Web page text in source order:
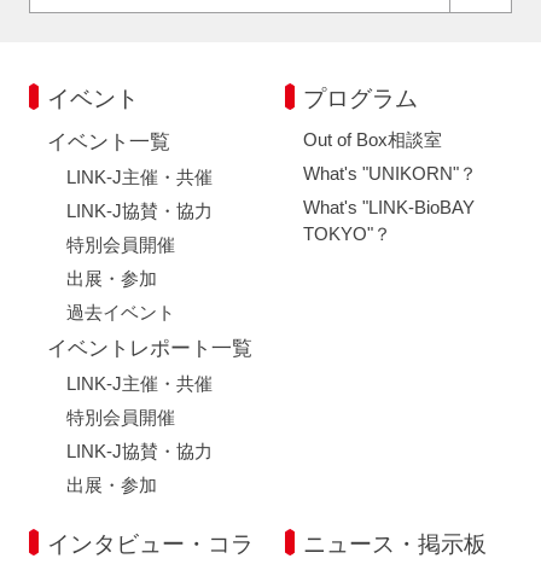
イベント
イベント一覧
LINK-J主催・共催
LINK-J協賛・協力
特別会員開催
出展・参加
過去イベント
イベントレポート一覧
LINK-J主催・共催
特別会員開催
LINK-J協賛・協力
出展・参加
プログラム
Out of Box相談室
What's "UNIKORN"？
What's "LINK-BioBAY
TOKYO"？
インタビュー・コラ
ニュース・掲示板